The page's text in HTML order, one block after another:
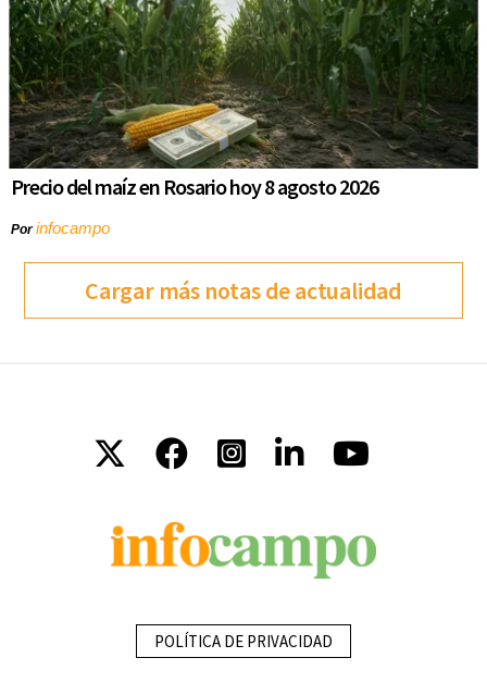
Precio del maíz en Rosario hoy 8 agosto 2026
Porinfocampo
Cargar más notas de actualidad
POLÍTICA DE PRIVACIDAD